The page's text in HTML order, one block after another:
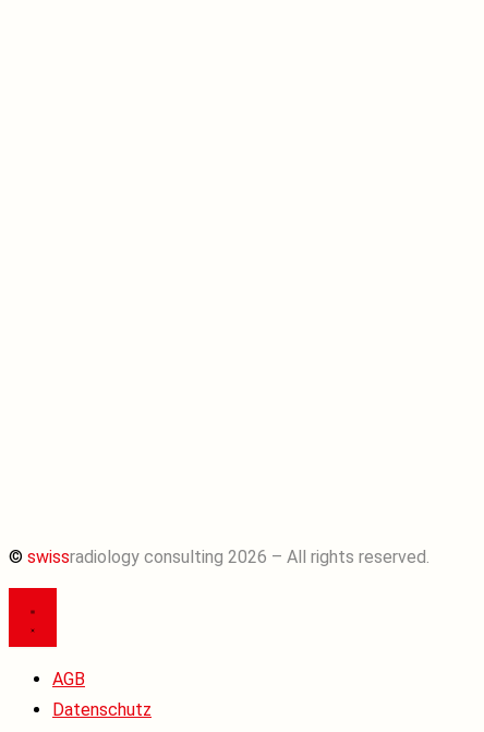
© swissradiology consulting 2026 – All rights reserved.
AGB
Datenschutz